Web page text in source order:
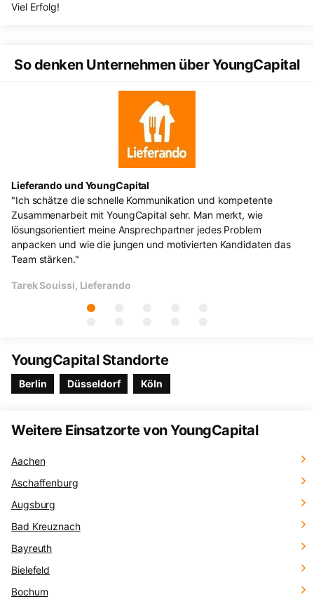
Viel Erfolg!
So denken Unternehmen über YoungCapital
Lieferando und YoungCapital
"Ich schätze die schnelle Kommunikation und kompetente
Zusammenarbeit mit YoungCapital sehr. Man merkt, wie
lösungsorientiert meine Ansprechpartner jedes Problem
anpacken und wie die jungen und motivierten Kandidaten das
Team stärken."
Tarek Souissi, Lieferando
YoungCapital Standorte
Berlin Düsseldorf Köln
Weitere Einsatzorte von YoungCapital
Aachen
Aschaffenburg
Augsburg
Bad Kreuznach
Bayreuth
Bielefeld
Bochum